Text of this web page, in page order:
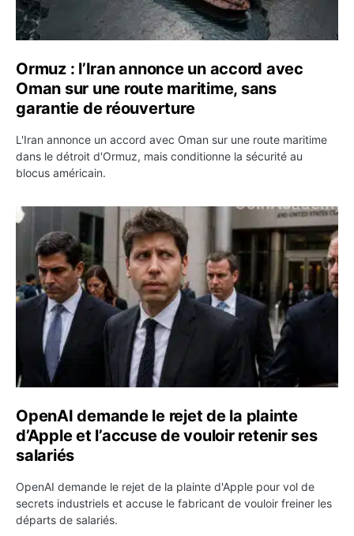
Ormuz : l’Iran annonce un accord avec
Oman sur une route maritime, sans
garantie de réouverture
L'Iran annonce un accord avec Oman sur une route maritime
dans le détroit d'Ormuz, mais conditionne la sécurité au
blocus américain.
OpenAI demande le rejet de la plainte d’Apple et
OpenAI demande le rejet de la plainte
d’Apple et l’accuse de vouloir retenir ses
salariés
OpenAI demande le rejet de la plainte d'Apple pour vol de
secrets industriels et accuse le fabricant de vouloir freiner les
départs de salariés.